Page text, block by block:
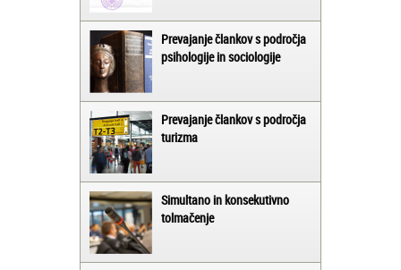
Prevajanje člankov s področja
psihologije in sociologije
Prevajanje člankov s področja
turizma
Simultano in konsekutivno
tolmačenje